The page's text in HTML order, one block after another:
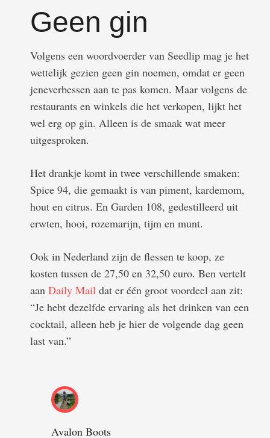
Geen gin
Volgens een woordvoerder van Seedlip mag je het
wettelijk gezien geen gin noemen, omdat er geen
jeneverbessen aan te pas komen. Maar volgens de
restaurants en winkels die het verkopen, lijkt het
wel erg op gin. Alleen is de smaak wat meer
uitgesproken.
Het drankje komt in twee verschillende smaken:
Spice 94, die gemaakt is van piment, kardemom,
hout en citrus. En Garden 108, gedestilleerd uit
erwten, hooi, rozemarijn, tijm en munt.
Ook in Nederland zijn de flessen te koop, ze
kosten tussen de 27,50 en 32,50 euro. Ben vertelt
aan Daily Mail dat er één groot voordeel aan zit:
“Je hebt dezelfde ervaring als het drinken van een
cocktail, alleen heb je hier de volgende dag geen
last van.”
Avalon Boots